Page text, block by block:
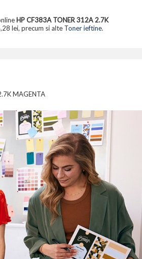
HP CF383A TONER 312A 2.7K
lei, precum si alte Toner ieftine.
MAGENTA